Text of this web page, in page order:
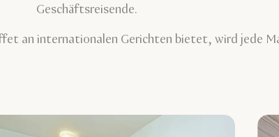
Geschäftsreisende.
an internationalen Gerichten bietet, wird jede